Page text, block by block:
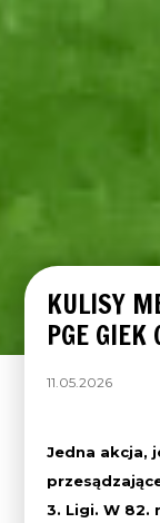
KULISY
PGE GIEK
11.05.2026
Jedna akcja,
3. Ligi. W 82.